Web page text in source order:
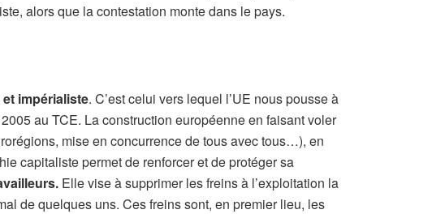
alors que la contestation monte dans le pays.
impérialiste. C’est celui vers lequel l’UE nous pousse à
au TCE. La construction européenne en faisant voler
mise en concurrence de tous avec tous…), en
capitaliste permet de renforcer et de protéger sa
Elle vise à supprimer les freins à l’exploitation la
de quelques uns. Ces freins sont, en premier lieu, les